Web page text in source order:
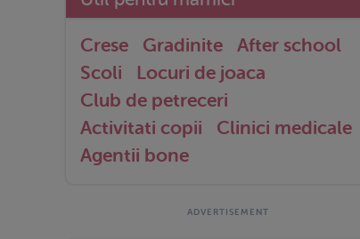
Crese Gradinite
After school
Scoli
Locuri de joaca
Club de petreceri
Activitati copii
Clinici medicale
Agentii bone